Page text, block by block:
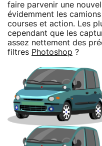
faire parvenir une
évidemment les
courses et action. Les
cependant que les
assez nettement des
filtres Photoshop ?